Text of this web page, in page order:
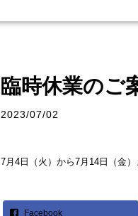
臨時休業のご
2023/07/02
7月4日（火）から7月14日（金
Facebook